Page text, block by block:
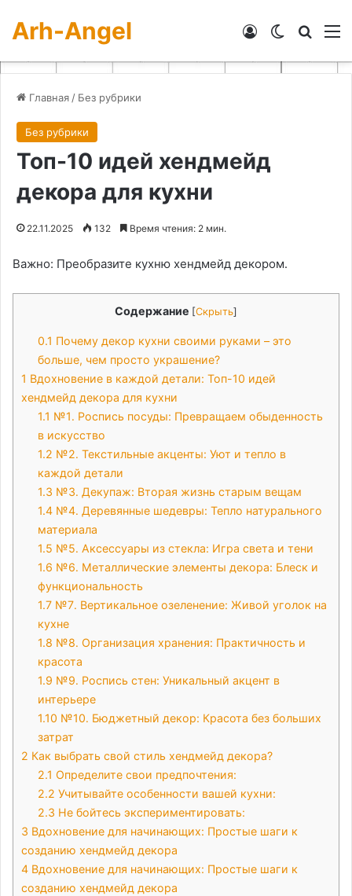
Arh-Angel Switch skin
Войти
Главная / Без рубрики
Без рубрики
Топ-10 идей хендмейд
декора для кухни
22.11.2025 132 Время чтения: 2 мин.
Важно: Преобразите кухню хендмейд декором․
Содержание [Скрыть]
0.1 Почему декор кухни своими руками – это
больше, чем просто украшение?
1 Вдохновение в каждой детали: Топ-10 идей
хендмейд декора для кухни
1.1 №1․ Роспись посуды: Превращаем обыденность
в искусство
1.2 №2․ Текстильные акценты: Уют и тепло в
каждой детали
1.3 №3․ Декупаж: Вторая жизнь старым вещам
1.4 №4․ Деревянные шедевры: Тепло натурального
материала
1.5 №5․ Аксессуары из стекла: Игра света и тени
1.6 №6․ Металлические элементы декора: Блеск и
функциональность
1.7 №7․ Вертикальное озеленение: Живой уголок на
кухне
1.8 №8․ Организация хранения: Практичность и
красота
1.9 №9․ Роспись стен: Уникальный акцент в
интерьере
1.10 №10․ Бюджетный декор: Красота без больших
затрат
2 Как выбрать свой стиль хендмейд декора?
2.1 Определите свои предпочтения:
2.2 Учитывайте особенности вашей кухни:
2.3 Не бойтесь экспериментировать:
3 Вдохновение для начинающих: Простые шаги к
созданию хендмейд декора
4 Вдохновение для начинающих: Простые шаги к
созданию хендмейд декора